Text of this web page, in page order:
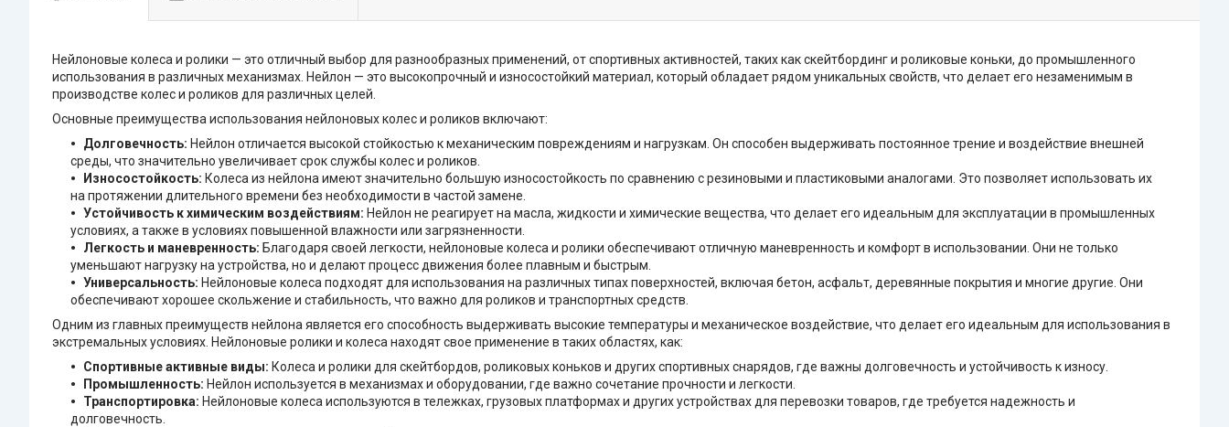
Нейлоновые колеса и ролики — это отличный выбор для разнообразных применений, от спортивных активностей, таких как скейтбординг и роликовые коньки, до промышленного
использования в различных механизмах. Нейлон — это высокопрочный и износостойкий материал, который обладает рядом уникальных свойств, что делает его незаменимым в
производстве колес и роликов для различных целей.
Основные преимущества использования нейлоновых колес и роликов включают:
Долговечность: Нейлон отличается высокой стойкостью к механическим повреждениям и нагрузкам. Он способен выдерживать постоянное трение и воздействие внешней
среды, что значительно увеличивает срок службы колес и роликов.
Износостойкость: Колеса из нейлона имеют значительно большую износостойкость по сравнению с резиновыми и пластиковыми аналогами. Это позволяет использовать их
на протяжении длительного времени без необходимости в частой замене.
Устойчивость к химическим воздействиям: Нейлон не реагирует на масла, жидкости и химические вещества, что делает его идеальным для эксплуатации в промышленных
условиях, а также в условиях повышенной влажности или загрязненности.
Легкость и маневренность: Благодаря своей легкости, нейлоновые колеса и ролики обеспечивают отличную маневренность и комфорт в использовании. Они не только
уменьшают нагрузку на устройства, но и делают процесс движения более плавным и быстрым.
Универсальность: Нейлоновые колеса подходят для использования на различных типах поверхностей, включая бетон, асфальт, деревянные покрытия и многие другие. Они
обеспечивают хорошее скольжение и стабильность, что важно для роликов и транспортных средств.
Одним из главных преимуществ нейлона является его способность выдерживать высокие температуры и механическое воздействие, что делает его идеальным для использования в
экстремальных условиях. Нейлоновые ролики и колеса находят свое применение в таких областях, как:
Спортивные активные виды: Колеса и ролики для скейтбордов, роликовых коньков и других спортивных снарядов, где важны долговечность и устойчивость к износу.
Промышленность: Нейлон используется в механизмах и оборудовании, где важно сочетание прочности и легкости.
Транспортировка: Нейлоновые колеса используются в тележках, грузовых платформах и других устройствах для перевозки товаров, где требуется надежность и
долговечность.